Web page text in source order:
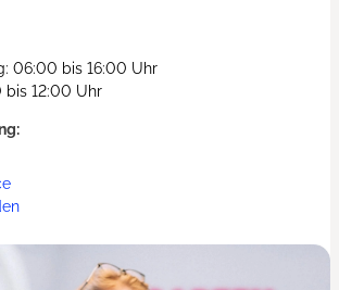
06:00 bis 16:00 Uhr
bis 12:00 Uhr